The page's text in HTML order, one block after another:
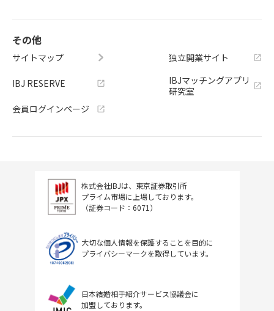
その他
サイトマップ
IBJ RESERVE
会員ログインページ
独立開業サイト
IBJマッチングアプリ
研究室
株式会社IBJは、東京証券取引所
プライム市場に上場しております。
（証券コード：6071）
大切な個人情報を保護することを目的に
プライバシーマークを取得しています。
日本結婚相手紹介サービス協議会に
加盟しております。